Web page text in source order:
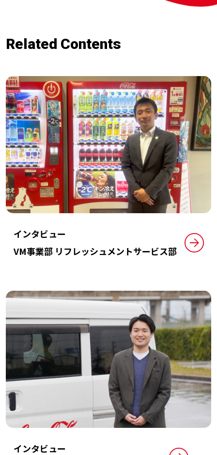
Related Contents
インタビュー
VM事業部 リフレッシュメントサービス部
インタビュー